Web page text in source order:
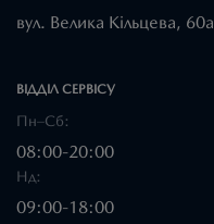
вул. Велика Кільцева, 60а
ВІДДІЛ CЕРВІСУ
Пн–Сб:
08:00-20:00
Нд:
09:00-18:00